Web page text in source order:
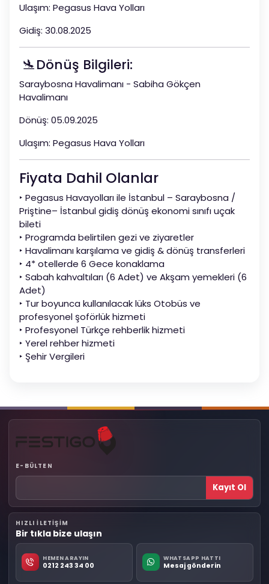
Ulaşım: Pegasus Hava Yolları
Gidiş: 30.08.2025
🛬Dönüş Bilgileri:
Saraybosna Havalimanı - Sabiha Gökçen
Havalimanı
Dönüş: 05.09.2025
Ulaşım: Pegasus Hava Yolları
Fiyata Dahil Olanlar
‣ Pegasus Havayolları ile İstanbul – Saraybosna /
Priştine– İstanbul gidiş dönüş ekonomi sınıfı uçak
bileti
‣ Programda belirtilen gezi ve ziyaretler
‣ Havalimanı karşılama ve gidiş & dönüş transferleri
‣ 4* otellerde 6 Gece konaklama
‣ Sabah kahvaltıları (6 Adet) ve Akşam yemekleri (6
Adet)
‣ Tur boyunca kullanılacak lüks Otobüs ve
profesyonel şoförlük hizmeti
‣ Profesyonel Türkçe rehberlik hizmeti
‣ Yerel rehber hizmeti
‣ Şehir Vergileri
E-BÜLTEN
Kayıt Ol
HIZLI ILETIŞIM
Bir tıkla bize ulaşın
HEMEN ARAYIN
0212 243 34 00
WHATSAPP HATTI
Mesaj gönderin